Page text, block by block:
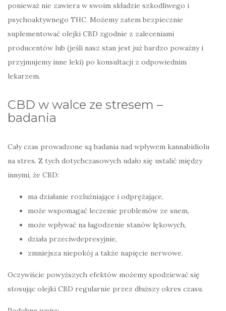
ponieważ nie zawiera w swoim składzie szkodliwego i
psychoaktywnego THC. Możemy zatem bezpiecznie
suplementować olejki CBD zgodnie z zaleceniami
producentów lub (jeśli nasz stan jest już bardzo poważny i
przyjmujemy inne leki) po konsultacji z odpowiednim
lekarzem.
CBD w walce ze stresem –
badania
Cały czas prowadzone są badania nad wpływem kannabidiolu
na stres. Z tych dotychczasowych udało się ustalić między
innymi, że CBD:
ma działanie rozluźniające i odprężające,
może wspomagać leczenie problemów ze snem,
może wpływać na łagodzenie stanów lękowych,
działa przeciwdepresyjnie,
zmniejsza niepokój a także napięcie nerwowe.
Oczywiście powyższych efektów możemy spodziewać się
stosując olejki CBD regularnie przez dłuższy okres czasu.